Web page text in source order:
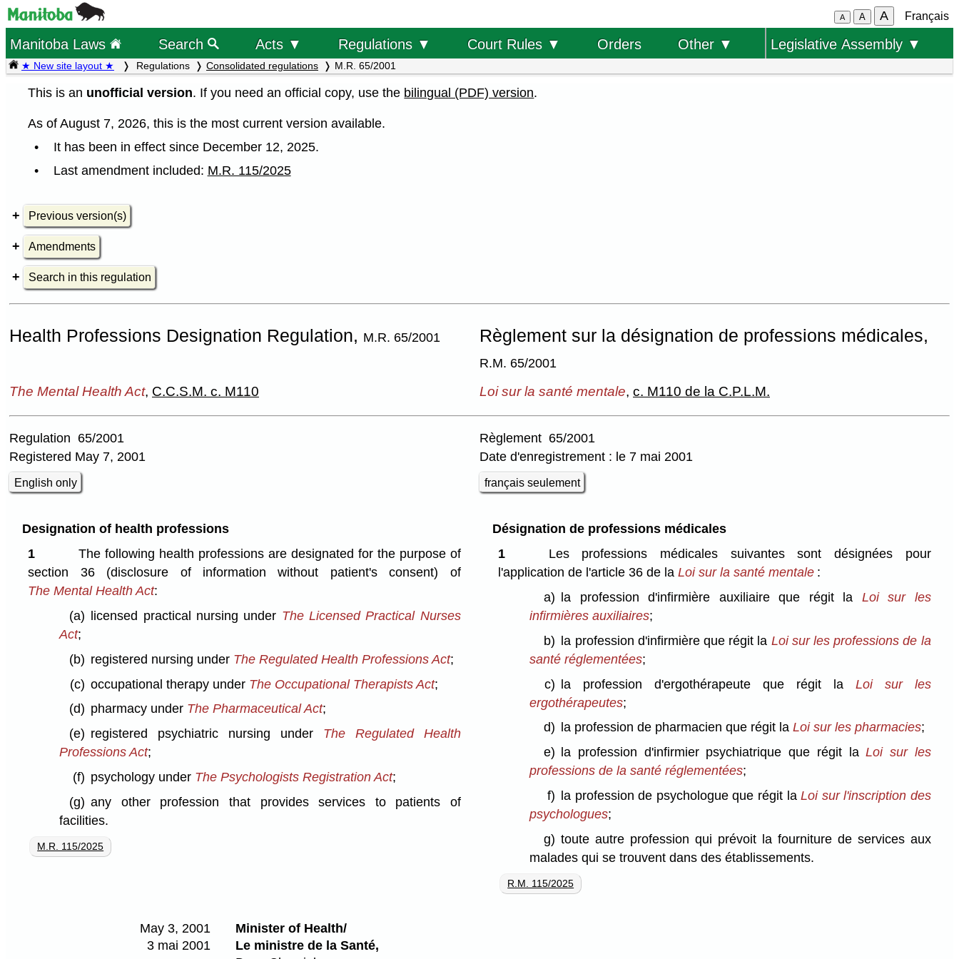
A A A Français
Manitoba Laws Search Acts ▼ Regulations ▼ Court Rules ▼ Orders Other ▼ Legislative Assembly ▼
★ New site layout ★ Regulations Consolidated regulations M.R. 65/2001
This is an unofficial version. If you need an official copy, use the bilingual (PDF) version.
As of August 7, 2026, this is the most current version available.
It has been in effect since December 12, 2025.
Last amendment included: M.R. 115/2025
Previous version(s)
Amendments
Search in this regulation
Health Professions Designation Regulation, M.R. 65/2001 Règlement sur la désignation de professions médicales,
R.M. 65/2001
The Mental Health Act, C.C.S.M. c. M110 Loi sur la santé mentale, c. M110 de la C.P.L.M.
Regulation 65/2001
Registered May 7, 2001
English only
Règlement 65/2001
Date d'enregistrement : le 7 mai 2001
français seulement
Designation of health professions
1
The following health professions are designated for the purpose of
section 36 (disclosure of information without patient's consent) of
The Mental Health Act:
(a) licensed practical nursing under The Licensed Practical Nurses
Act;
(b) registered nursing under The Regulated Health Professions Act;
(c) occupational therapy under The Occupational Therapists Act;
(d) pharmacy under The Pharmaceutical Act;
(e) registered psychiatric nursing under The Regulated Health
Professions Act;
(f) psychology under The Psychologists Registration Act;
(g) any other profession that provides services to patients of
facilities.
M.R. 115/2025
Désignation de professions médicales
1
Les professions médicales suivantes sont désignées pour
l'application de l'article 36 de laLoi sur la santé mentale :
a) la profession d'infirmière auxiliaire que régit la Loi sur les
infirmières auxiliaires;
b) la profession d'infirmière que régit la Loi sur les professions de la
santé réglementées;
c) la profession d'ergothérapeute que régit la Loi sur les
ergothérapeutes;
d)
la profession de pharmacien que régit laLoi sur les pharmacies;
e)
la profession d'infirmier psychiatrique que régit laLoi sur les
professions de la santé réglementées;
f) la profession de psychologue que régit laLoi sur l'inscription des
psychologues;
g) toute autre profession qui prévoit la fourniture de services aux
malades qui se trouvent dans des établissements.
R.M. 115/2025
May 3, 2001
Minister of Health/
3 mai 2001
Le ministre de la Santé,